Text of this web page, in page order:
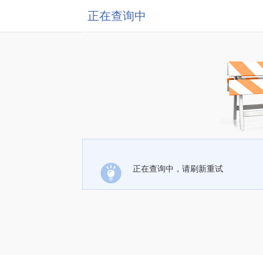
正在查询中
正在查询中，请刷新重试